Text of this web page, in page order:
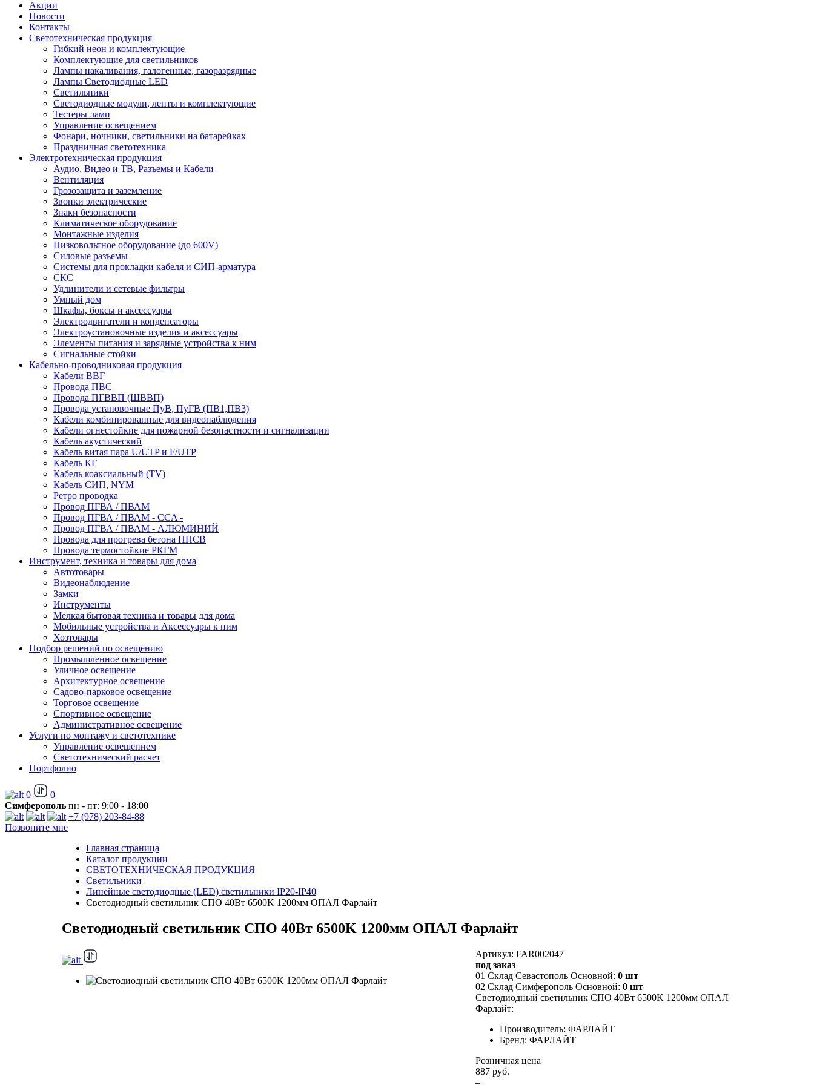
Акции
Новости
Контакты
Светотехническая продукция
Гибкий неон и комплектующие
Комплектующие для светильников
Лампы накаливания, галогенные, газоразрядные
Лампы Светодиодные LED
Светильники
Светодиодные модули, ленты и комплектующие
Тестеры ламп
Управление освещением
Фонари, ночники, светильники на батарейках
Праздничная светотехника
Электротехническая продукция
Аудио, Видео и ТВ, Разъемы и Кабели
Вентиляция
Грозозащита и заземление
Звонки электрические
Знаки безопасности
Климатическое оборудование
Монтажные изделия
Низковольтное оборудование (до 600V)
Силовые разъемы
Системы для прокладки кабеля и СИП-арматура
СКС
Удлинители и сетевые фильтры
Умный дом
Шкафы, боксы и аксессуары
Электродвигатели и конденсаторы
Электроустановочные изделия и аксессуары
Элементы питания и зарядные устройства к ним
Сигнальные стойки
Кабельно-проводниковая продукция
Кабели ВВГ
Провода ПВС
Провода ПГВВП (ШВВП)
Провода установочные ПуВ, ПуГВ (ПВ1,ПВ3)
Кабели комбинированные для видеонаблюдения
Кабели огнестойкие для пожарной безопастности и сигнализации
Кабель акустический
Кабель витая пара U/UTP и F/UTP
Кабель КГ
Кабель коаксиальный (TV)
Кабель СИП, NYM
Ретро проводка
Провод ПГВА / ПВАМ
Провод ПГВА / ПВАМ - CCA -
Провод ПГВА / ПВАМ - АЛЮМИНИЙ
Провода для прогрева бетона ПНСВ
Провода термостойкие РКГМ
Инструмент, техника и товары для дома
Автотовары
Видеонаблюдение
Замки
Инструменты
Мелкая бытовая техника и товары для дома
Мобильные устройства и Аксессуары к ним
Хозтовары
Подбор решений по освещению
Промышленное освещение
Уличное освещение
Архитектурное освещение
Садово-парковое освещение
Торговое освещение
Спортивное освещение
Административное освещение
Услуги по монтажу и светотехнике
Управление освещением
Светотехнический расчет
Портфолио
0
0
Симферополь пн - пт: 9:00 - 18:00
+7 (978) 203-84-88
Позвоните мне
Главная страница
Каталог продукции
СВЕТОТЕХНИЧЕСКАЯ ПРОДУКЦИЯ
Светильники
Линейные светодиодные (LED) светильники IP20-IP40
Светодиодный светильник СПО 40Вт 6500K 1200мм ОПАЛ Фарлайт
Светодиодный светильник СПО 40Вт 6500K 1200мм ОПАЛ Фарлайт
Артикул: FAR002047
под заказ
01 Склад Севастополь Основной: 0 шт
02 Склад Симферополь Основной: 0 шт
Светодиодный светильник СПО 40Вт 6500K 1200мм ОПАЛ
Фарлайт:
Производитель: ФАРЛАЙТ
Бренд: ФАРЛАЙТ
Розничная цена
887 руб.
–